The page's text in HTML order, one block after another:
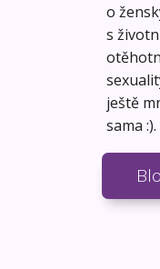
o
s
ještě
sama :).